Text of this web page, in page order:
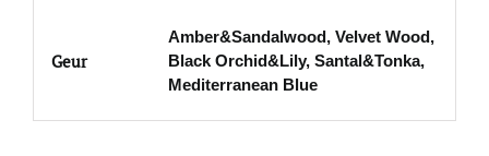
Geur
Amber&Sandalwood, Velvet Wood,
Black Orchid&Lily, Santal&Tonka,
Mediterranean Blue